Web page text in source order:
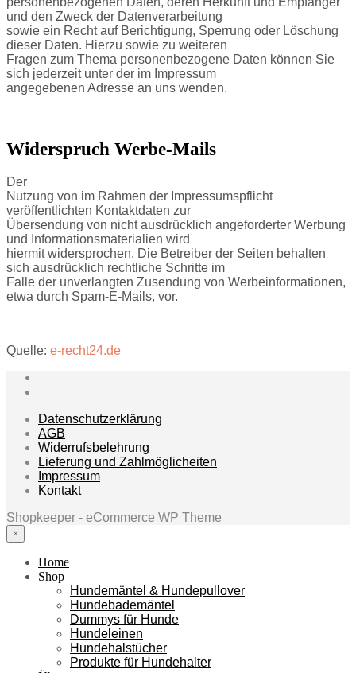
und den Zweck der Datenverarbeitung
sowie ein Recht auf Berichtigung, Sperrung oder Löschung
dieser Daten. Hierzu sowie zu weiteren
Fragen zum Thema personenbezogene Daten können Sie
sich jederzeit unter der im Impressum
angegebenen Adresse an uns wenden.
Widerspruch Werbe-Mails
Der
Nutzung von im Rahmen der Impressumspflicht
veröffentlichten Kontaktdaten zur
Übersendung von nicht ausdrücklich angeforderter Werbung
und Informationsmaterialien wird
hiermit widersprochen. Die Betreiber der Seiten behalten
sich ausdrücklich rechtliche Schritte im
Falle der unverlangten Zusendung von Werbeinformationen,
etwa durch Spam-E-Mails, vor.
Quelle: e-recht24.de
Datenschutzerklärung
AGB
Widerrufsbelehrung
Lieferung und Zahlmöglicheiten
Impressum
Kontakt
Shopkeeper - eCommerce WP Theme
×
Home
Shop
Hundemäntel & Hundepullover
Hundebademäntel
Dummys für Hunde
Hundeleinen
Hundehalstücher
Produkte für Hundehalter